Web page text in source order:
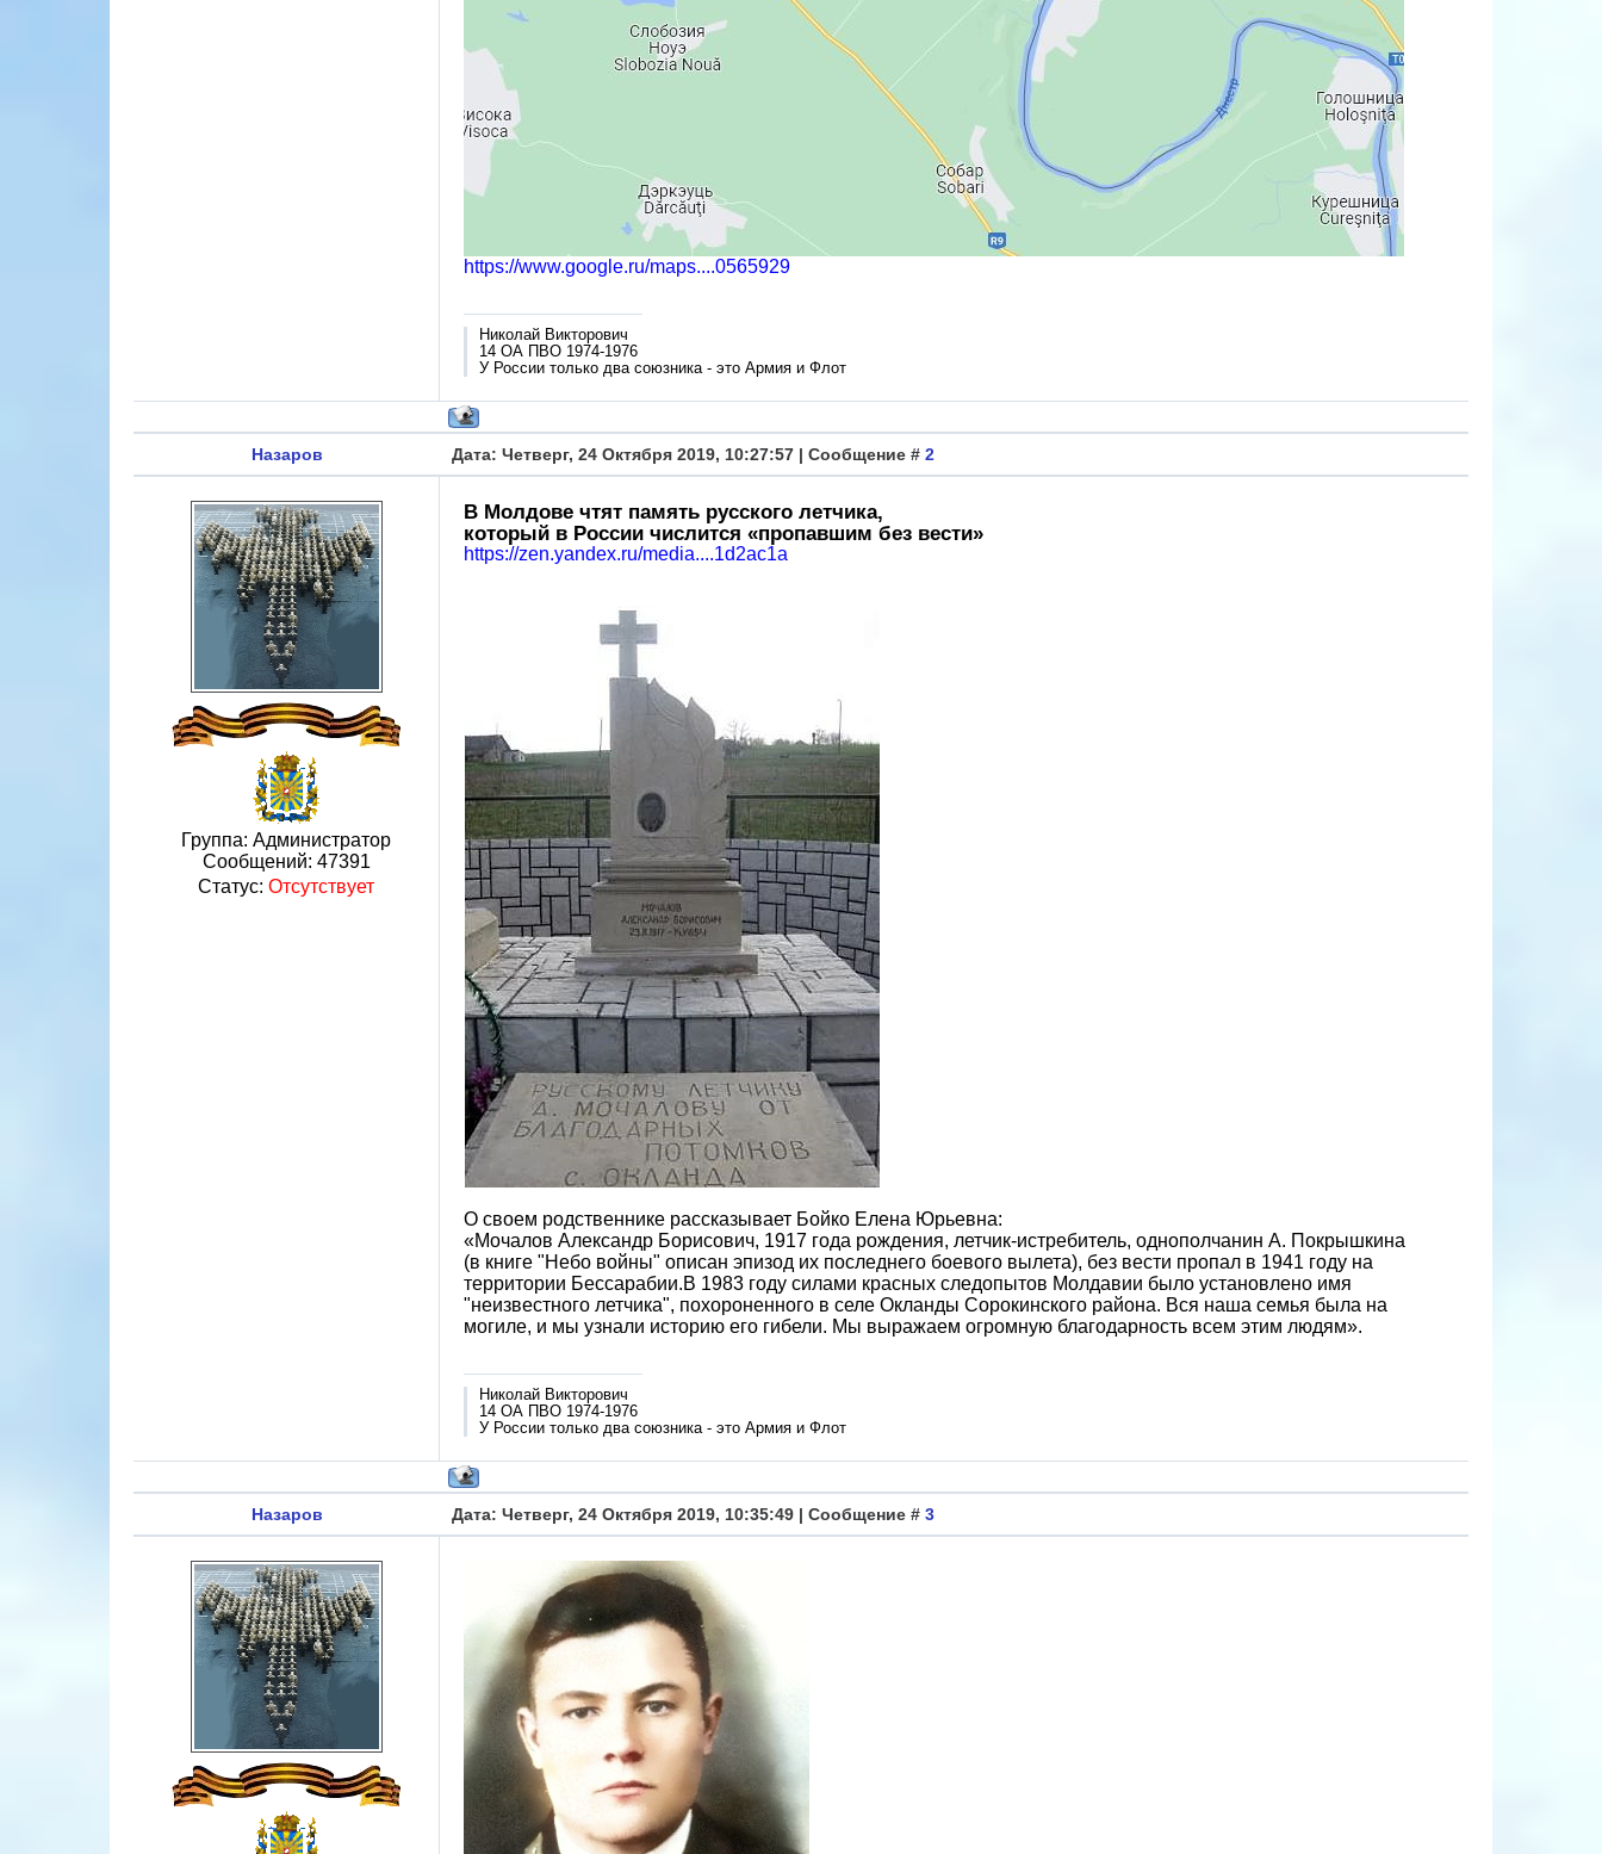
https://www.google.ru/maps....0565929
Николай Викторович
14 ОА ПВО 1974-1976
У России только два союзника - это Армия и Флот
Назаров Дата: Четверг, 24 Октября 2019, 10:27:57 | Сообщение # 2
Группа: Администратор
Сообщений: 47391
Статус: Отсутствует
В Молдове чтят память русского летчика,
который в России числится «пропавшим без вести»
https://zen.yandex.ru/media....1d2ac1a
О своем родственнике рассказывает Бойко Елена Юрьевна:
«Мочалов Александр Борисович, 1917 года рождения, летчик-истребитель, однополчанин А. Покрышкина
(в книге "Небо войны" описан эпизод их последнего боевого вылета), без вести пропал в 1941 году на
территории Бессарабии.В 1983 году силами красных следопытов Молдавии было установлено имя
"неизвестного летчика", похороненного в селе Окланды Сорокинского района. Вся наша семья была на
могиле, и мы узнали историю его гибели. Мы выражаем огромную благодарность всем этим людям».
Николай Викторович
14 ОА ПВО 1974-1976
У России только два союзника - это Армия и Флот
Назаров Дата: Четверг, 24 Октября 2019, 10:35:49 | Сообщение # 3